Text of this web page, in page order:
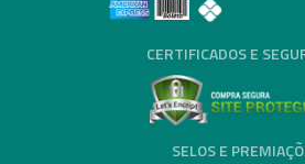
CERTIFICADOS E
SELOS E